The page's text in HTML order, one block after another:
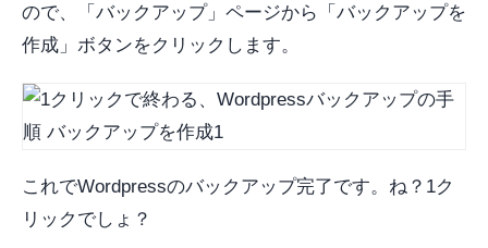
ので、「バックアップ」ページから「バックアップを
作成」ボタンをクリックします。
これでWordpressのバックアップ完了です。ね？1ク
リックでしょ？